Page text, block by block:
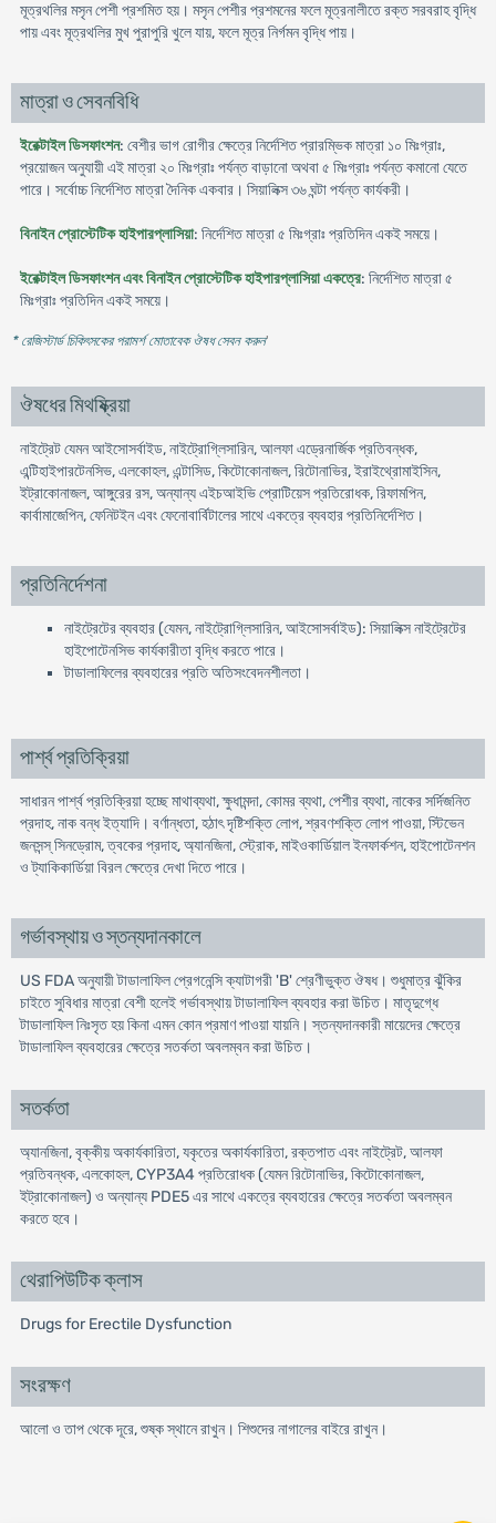
মূত্রথলির মসৃন পেশী প্রশমিত হয়। মসৃন পেশীর প্রশমনের ফলে মূত্রনালীতে রক্ত সরবরাহ বৃদ্ধি
পায় এবং মূত্রথলির মুখ পুরাপুরি খুলে যায়, ফলে মূত্র নির্গমন বৃদ্ধি পায়।
মাত্রা ও সেবনবিধি
ইরেক্টাইল ডিসফাংশন: বেশীর ভাগ রোগীর ক্ষেত্রে নির্দেশিত প্রারম্ভিক মাত্রা ১০ মিঃগ্রাঃ,
প্রয়োজন অনুযায়ী এই মাত্রা ২০ মিঃগ্রাঃ পর্যন্ত বাড়ানো অথবা ৫ মিঃগ্রাঃ পর্যন্ত কমানো যেতে
পারে। সর্বোচ্চ নির্দেশিত মাত্রা দৈনিক একবার। সিয়ালিক্স ৩৬ ঘন্টা পর্যন্ত কার্যকরী।
বিনাইন প্রোস্টেটিক হাইপারপ্লাসিয়া: নির্দেশিত মাত্রা ৫ মিঃগ্রাঃ প্রতিদিন একই সময়ে।
ইরেক্টাইল ডিসফাংশন এবং বিনাইন প্রোস্টেটিক হাইপারপ্লাসিয়া একত্রে: নির্দেশিত মাত্রা ৫
মিঃগ্রাঃ প্রতিদিন একই সময়ে।
* রেজিস্টার্ড চিকিৎসকের পরামর্শ মোতাবেক ঔষধ সেবন করুন'
ঔষধের মিথষ্ক্রিয়া
নাইট্রেট যেমন আইসোসর্বাইড, নাইট্রোগ্লিসারিন, আলফা এড্রেনার্জিক প্রতিবন্ধক,
এন্টিহাইপারটেনসিভ, এলকোহল, এন্টাসিড, কিটোকোনাজল, রিটোনাভির, ইরাইথ্রোমাইসিন,
ইট্রাকোনাজল, আঙ্গুরের রস, অন্যান্য এইচআইভি প্রোটিয়েস প্রতিরোধক, রিফামপিন,
কার্বামাজেপিন, ফেনিটইন এবং ফেনোবার্বিটালের সাথে একত্রে ব্যবহার প্রতিনির্দেশিত।
প্রতিনির্দেশনা
নাইট্রেটের ব্যবহার (যেমন, নাইট্রোগ্লিসারিন, আইসোসর্বাইড): সিয়ালিক্স নাইট্রেটের
হাইপোটেনসিভ কার্যকারীতা বৃদ্ধি করতে পারে।
টাডালাফিলের ব্যবহারের প্রতি অতিসংবেদনশীলতা।
পার্শ্ব প্রতিক্রিয়া
সাধারন পার্শ্ব প্রতিক্রিয়া হচ্ছে মাথাব্যথা, ক্ষুধামন্দা, কোমর ব্যথা, পেশীর ব্যথা, নাকের সর্দিজনিত
প্রদাহ, নাক বন্ধ ইত্যাদি। বর্ণান্ধতা, হঠাৎ দৃষ্টিশক্তি লোপ, শ্রবণশক্তি লোপ পাওয়া, স্টিভেন
জনসন্স্ সিনড্রোম, ত্বকের প্রদাহ, অ্যানজিনা, স্ট্রোক, মাইওকার্ডিয়াল ইনফার্কশন, হাইপোটেনশন
ও ট্যাকিকার্ডিয়া বিরল ক্ষেত্রে দেখা দিতে পারে।
গর্ভাবস্থায় ও স্তন্যদানকালে
US FDA অনুযায়ী টাডালাফিল প্রেগনেন্সি ক্যাটাগরী 'B' শ্রেণীভুক্ত ঔষধ। শুধুমাত্র ঝুঁকির
চাইতে সুবিধার মাত্রা বেশী হলেই গর্ভাবস্থায় টাডালাফিল ব্যবহার করা উচিত। মাতৃদুগ্ধে
টাডালাফিল নিঃসৃত হয় কিনা এমন কোন প্রমাণ পাওয়া যায়নি। স্তন্যদানকারী মায়েদের ক্ষেত্রে
টাডালাফিল ব্যবহারের ক্ষেত্রে সতর্কতা অবলম্বন করা উচিত।
সতর্কতা
অ্যানজিনা, বৃক্কীয় অকার্যকারিতা, যকৃতের অকার্যকারিতা, রক্তপাত এবং নাইট্রেট, আলফা
প্রতিবন্ধক, এলকোহল, CYP3A4 প্রতিরোধক (যেমন রিটোনাভির, কিটোকোনাজল,
ইট্রাকোনাজল) ও অন্যান্য PDE5 এর সাথে একত্রে ব্যবহারের ক্ষেত্রে সতর্কতা অবলম্বন
করতে হবে।
থেরাপিউটিক ক্লাস
Drugs for Erectile Dysfunction
সংরক্ষণ
আলো ও তাপ থেকে দূরে, শুষ্ক স্থানে রাখুন। শিশুদের নাগালের বাইরে রাখুন।